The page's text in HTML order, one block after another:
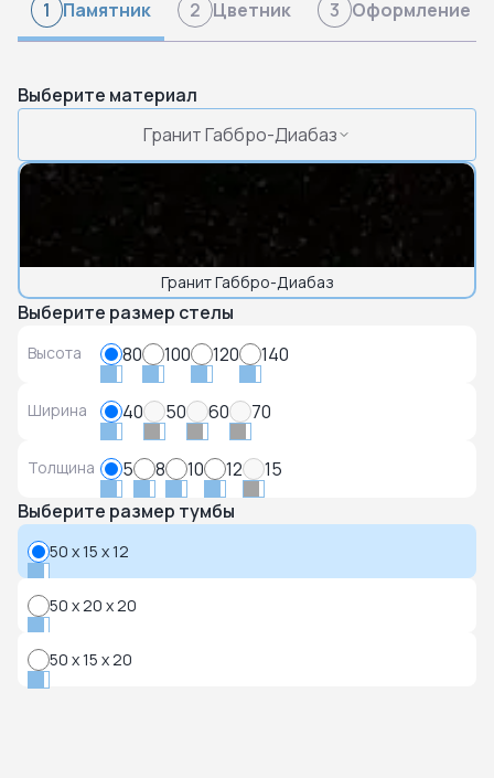
1 Памятник 2 Цветник 3 Оформление
Выберите материал
Гранит Габбро-Диабаз
Гранит Габбро-Диабаз
Выберите размер стелы
Высота 80 100 120 140
Ширина 40 50 60 70
Толщина 5 8 10 12
15
Выберите размер тумбы
50 x 15 x 12
50 x 20 x 20
50 x 15 x 20